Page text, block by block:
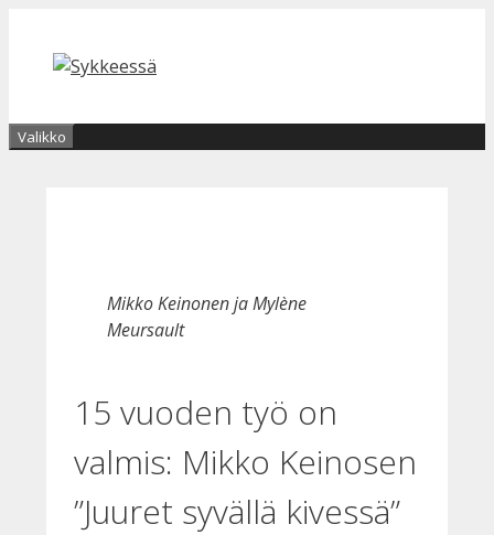
sisältöön
Valikko
Mikko Keinonen ja Mylène
Meursault
15 vuoden työ on
valmis: Mikko Keinosen
”Juuret syvällä kivessä”